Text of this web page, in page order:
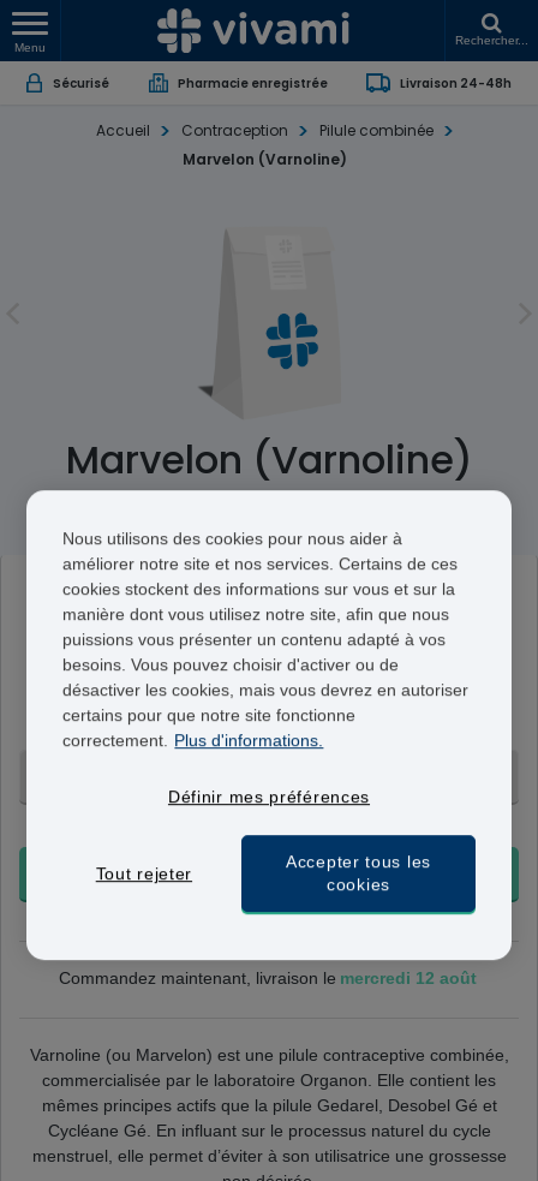
Menu
Rechercher...
Sécurisé Pharmacie enregistrée Livraison 24-48h
Accueil Contraception
Pilule combinée
Marvelon (Varnoline)
Marvelon (Varnoline)
Marvelon
30mcg/150 mcg
Contient 150 mcg de désogestrel et 30 mcg
d’éthinylestradiol. À prendre une fois/jour à heure fixe
pendant 21 jours consécutifs.
COMMANDER
Commandez maintenant, livraison le mercredi 12 août
Varnoline (ou Marvelon) est une pilule contraceptive combinée,
commercialisée par le laboratoire Organon. Elle contient les
mêmes principes actifs que la pilule Gedarel, Desobel Gé et
Cycléane Gé. En influant sur le processus naturel du cycle
menstruel, elle permet d’éviter à son utilisatrice une grossesse
Nous utilisons des cookies pour nous aider à
améliorer notre site et nos services. Certains de ces
cookies stockent des informations sur vous et sur la
manière dont vous utilisez notre site, afin que nous
puissions vous présenter un contenu adapté à vos
besoins. Vous pouvez choisir d'activer ou de
désactiver les cookies, mais vous devrez en autoriser
certains pour que notre site fonctionne
correctement. Plus d'informations.
Définir mes préférences
Tout rejeter
Accepter tous les
cookies